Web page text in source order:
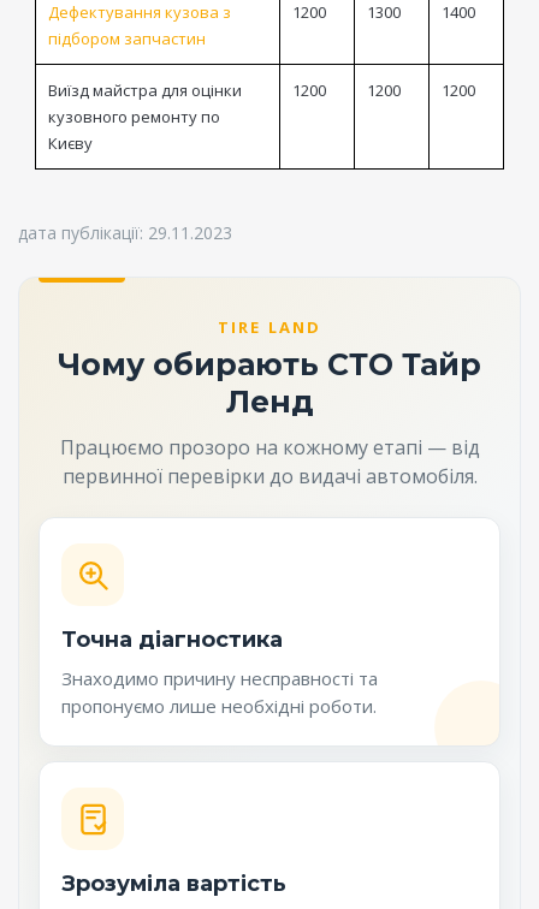
Дефектування кузова з
підбором запчастин
1200 1300 1400
Виїзд майстра для оцінки
кузовного ремонту по
Києву
1200 1200 1200
дата публікації: 29.11.2023
TIRE LAND
Чому обирають СТО Тайр
Ленд
Працюємо прозоро на кожному етапі — від
первинної перевірки до видачі автомобіля.
Точна діагностика
Знаходимо причину несправності та
пропонуємо лише необхідні роботи.
Зрозуміла вартість